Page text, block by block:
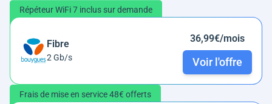
Répéteur WiFi 7 inclus sur demande
Fibre
2 Gb/s
36,99€/mois
Voir l'offre
Frais de mise en service 48€ offerts